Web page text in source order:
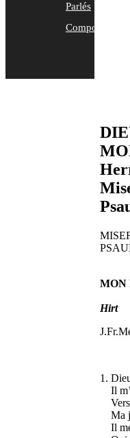
MON
Hirt
1.
Il
Vers
Ma
Il
Parlés
Compositions